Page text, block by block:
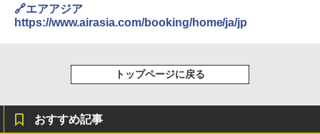
🔗エアアジア
https://www.airasia.com/booking/home/ja/jp
トップページに戻る
おすすめ記事